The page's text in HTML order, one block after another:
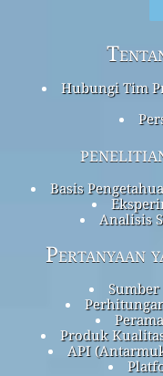
Hubungi Tim
Basis
Analisis
Pertanyaan
Produk
API